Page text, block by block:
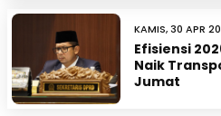
KAMIS, 30 APR
Efisiensi
Naik
Jumat